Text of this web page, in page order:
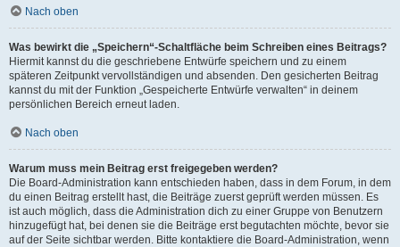
Nach oben
Was bewirkt die „Speichern“-Schaltfläche beim Schreiben eines Beitrags?
Hiermit kannst du die geschriebene Entwürfe speichern und zu einem
späteren Zeitpunkt vervollständigen und absenden. Den gesicherten Beitrag
kannst du mit der Funktion „Gespeicherte Entwürfe verwalten“ in deinem
persönlichen Bereich erneut laden.
Nach oben
Warum muss mein Beitrag erst freigegeben werden?
Die Board-Administration kann entschieden haben, dass in dem Forum, in dem
du einen Beitrag erstellt hast, die Beiträge zuerst geprüft werden müssen. Es
ist auch möglich, dass die Administration dich zu einer Gruppe von Benutzern
hinzugefügt hat, bei denen sie die Beiträge erst begutachten möchte, bevor sie
auf der Seite sichtbar werden. Bitte kontaktiere die Board-Administration, wenn